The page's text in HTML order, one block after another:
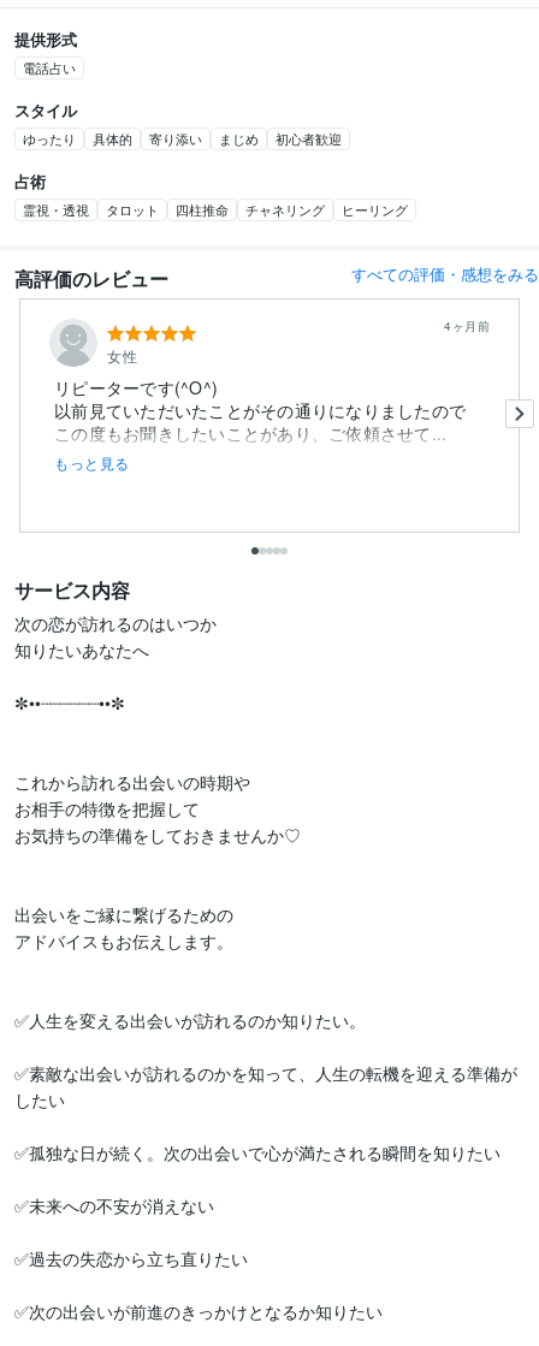
提供形式
電話占い
スタイル
ゆったり 具体的 寄り添い まじめ 初心者歓迎
占術
霊視・透視 タロット 四柱推命 チャネリング ヒーリング
高評価のレビュー すべての評価・感想をみる
女性
4ヶ月前
リピーターです(^O^)
以前見ていただいたことがその通りになりましたので
この度もお聞きしたいことがあり、ご依頼させて...
もっと見る
サービス内容
次の恋が訪れるのはいつか
知りたいあなたへ
✼••┈┈┈┈┈┈••✼
これから訪れる出会いの時期や
お相手の特徴を把握して
お気持ちの準備をしておきませんか♡
出会いをご縁に繋げるための
アドバイスもお伝えします。
✅人生を変える出会いが訪れるのか知りたい。
✅素敵な出会いが訪れるのかを知って、人生の転機を迎える準備が
したい
✅孤独な日が続く。次の出会いで心が満たされる瞬間を知りたい
✅未来への不安が消えない
✅過去の失恋から立ち直りたい
✅次の出会いが前進のきっかけとなるか知りたい